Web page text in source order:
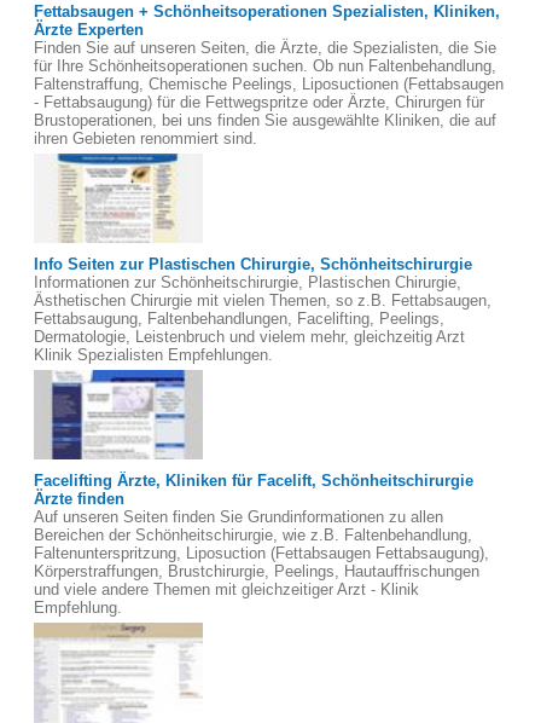
Fettabsaugen + Schönheitsoperationen Spezialisten, Kliniken,
Ärzte Experten
Finden Sie auf unseren Seiten, die Ärzte, die Spezialisten, die Sie
für Ihre Schönheitsoperationen suchen. Ob nun Faltenbehandlung,
Faltenstraffung, Chemische Peelings, Liposuctionen (Fettabsaugen
- Fettabsaugung) für die Fettwegspritze oder Ärzte, Chirurgen für
Brustoperationen, bei uns finden Sie ausgewählte Kliniken, die auf
ihren Gebieten renommiert sind.
Info Seiten zur Plastischen Chirurgie, Schönheitschirurgie
Informationen zur Schönheitschirurgie, Plastischen Chirurgie,
Ästhetischen Chirurgie mit vielen Themen, so z.B. Fettabsaugen,
Fettabsaugung, Faltenbehandlungen, Facelifting, Peelings,
Dermatologie, Leistenbruch und vielem mehr, gleichzeitig Arzt
Klinik Spezialisten Empfehlungen.
Facelifting Ärzte, Kliniken für Facelift, Schönheitschirurgie
Ärzte finden
Auf unseren Seiten finden Sie Grundinformationen zu allen
Bereichen der Schönheitschirurgie, wie z.B. Faltenbehandlung,
Faltenunterspritzung, Liposuction (Fettabsaugen Fettabsaugung),
Körperstraffungen, Brustchirurgie, Peelings, Hautauffrischungen
und viele andere Themen mit gleichzeitiger Arzt - Klinik
Empfehlung.